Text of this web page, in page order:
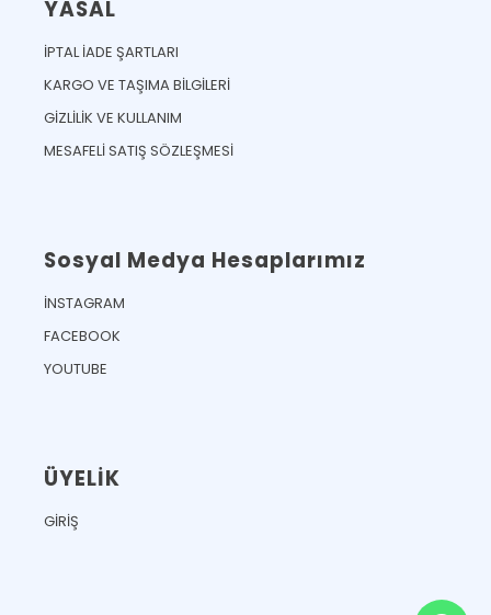
YASAL
İPTAL İADE ŞARTLARI
KARGO VE TAŞIMA BİLGİLERİ
GİZLİLİK VE KULLANIM
MESAFELİ SATIŞ SÖZLEŞMESİ
Sosyal Medya Hesaplarımız
İNSTAGRAM
FACEBOOK
YOUTUBE
ÜYELİK
GİRİŞ